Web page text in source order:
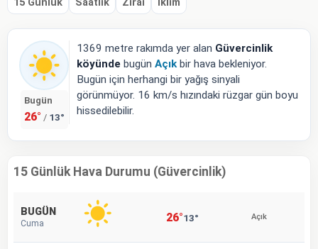
15 Günlük Saatlik Zirai İklim
Bugün
26° / 13°
1369 metre rakımda yer alan Güvercinlik
köyünde bugün Açıkbir hava bekleniyor.
Bugün için herhangi bir yağış sinyali
görünmüyor. 16 km/s hızındaki rüzgar gün boyu
hissedilebilir.
15 Günlük Hava Durumu (Güvercinlik)
BUGÜN
Cuma 26°13° Açık